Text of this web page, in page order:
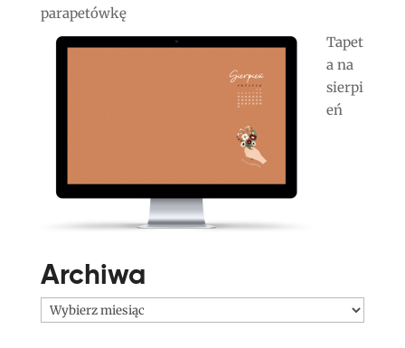
parapetówkę
Tapet
a na
sierpi
eń
Archiwa
Archiwa